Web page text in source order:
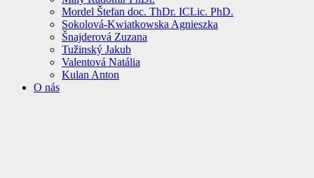
Mordel Štefan doc. ThDr. ICLic. PhD.
Sokolová-Kwiatkowska Agnieszka
Šnajderová Zuzana
Tužinský Jakub
Valentová Natália
Kulan Anton
O nás